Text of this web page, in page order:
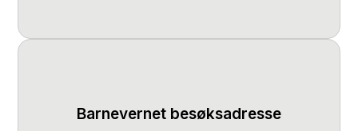
Barnevernet besøksadresse